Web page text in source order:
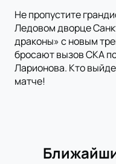
Не пропустите
Ледовом дворце
драконы» с новым
бросают вызов СКА
Ларионова. Кто
матче!